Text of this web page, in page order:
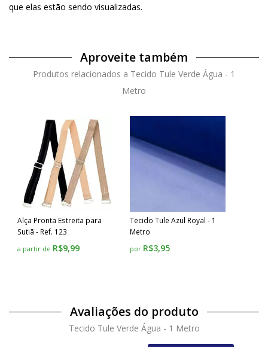
que elas estão sendo visualizadas.
Aproveite também
Produtos relacionados a Tecido Tule Verde Água - 1
Metro
Alça Pronta Estreita para
Sutiã - Ref. 123
a partir de R$9,99
Tecido Tule Azul Royal - 1
Metro
por R$3,95
Avaliações do produto
Tecido Tule Verde Água - 1 Metro